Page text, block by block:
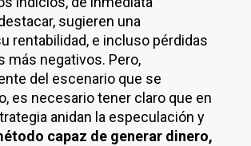
sugieren una
rentabilidad, e incluso pérdidas
más negativos. Pero,
del escenario que se
es necesario tener claro que en
anidan la especulación y
capaz de generar dinero,